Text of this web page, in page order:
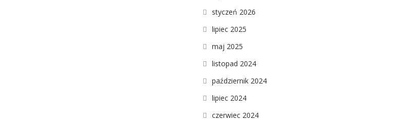
styczeń 2026
lipiec 2025
maj 2025
listopad 2024
październik 2024
lipiec 2024
czerwiec 2024